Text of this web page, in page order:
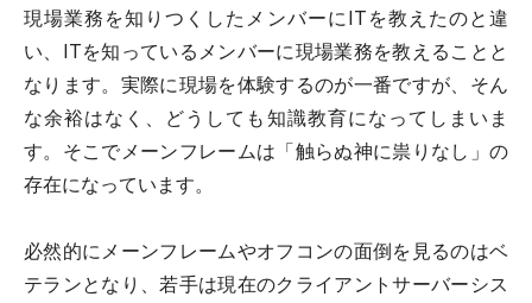
現場業務を知りつくしたメンバーにITを教えたのと違
い、ITを知っているメンバーに現場業務を教えることと
なります。実際に現場を体験するのが一番ですが、そん
な余裕はなく、どうしても知識教育になってしまいま
す。そこでメーンフレームは「触らぬ神に祟りなし」の
存在になっています。
必然的にメーンフレームやオフコンの面倒を見るのはベ
テランとなり、若手は現在のクライアントサーバーシス